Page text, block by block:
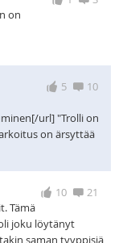
on
5 10
url] "Trolli on
on ärsyttää
10 21
Tämä
joku löytänyt
saman tyyppisiä